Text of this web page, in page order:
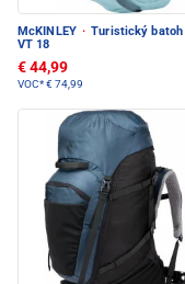
McKINLEY · Turistický batoh
VT 18
€ 44,99
VOC*€ 74,99